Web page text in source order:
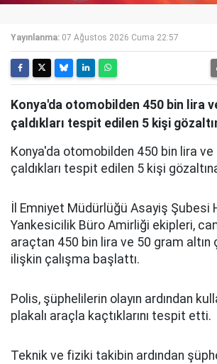
Yayınlanma: 07 Ağustos 2026 Cuma 22:57
Konya'da otomobilden 450 bin lira
çaldıkları tespit edilen 5 kişi
Konya'da otomobilden 450 bin lira ve
çaldıkları tespit edilen 5 kişi gözaltına
İl Emniyet Müdürlüğü Asayiş Şubesi
Yankesicilik Büro Amirliği ekipleri,
araçtan 450 bin lira ve 50 gram altın
ilişkin çalışma başlattı.
Polis, şüphelilerin olayın ardından
plakalı araçla kaçtıklarını tespit etti.
Teknik ve fiziki takibin ardından